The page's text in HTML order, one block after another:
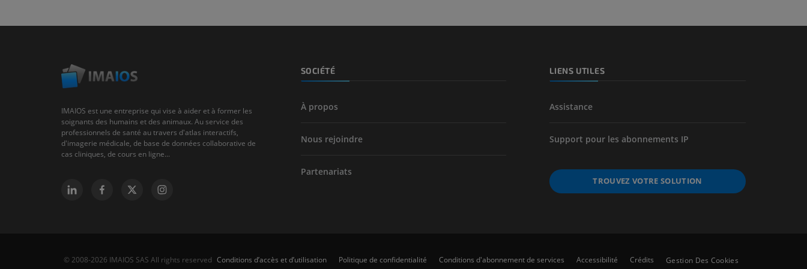
IMAIOS est une entreprise qui vise à aider et à former les
soignants des humains et des animaux. Au service des
professionnels de santé au travers d'atlas interactifs,
d'imagerie médicale, de base de données collaborative de
cas cliniques, de cours en ligne...
SOCIÉTÉ
À propos
Nous rejoindre
Partenariats
LIENS UTILES
Assistance
Support pour les abonnements IP
TROUVEZ VOTRE SOLUTION
© 2008-2026 IMAIOS SAS All rights reserved Conditions d’accès et d’utilisation Politique de confidentialité Conditions d'abonnement de services Accessibilité Crédits Gestion Des Cookies